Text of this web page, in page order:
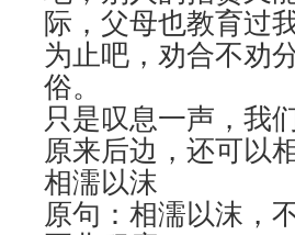
际，父母也教育过
为止吧，劝合不劝
俗。
只是叹息一声，我
原来后边，还可以
相濡以沫
原句：相濡以沫，